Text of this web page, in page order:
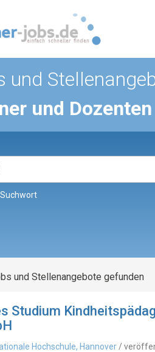
und
und Dozenten
und Stellenangebote gefunden
Studium
Hochschule, Hannover /